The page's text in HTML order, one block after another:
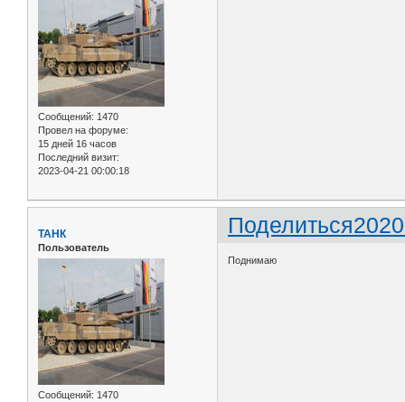
Сообщений: 1470
Провел на форуме:
15 дней 16 часов
Последний визит:
2023-04-21 00:00:18
Поделиться
ТАНК
Пользователь
Сообщений: 1470
Поднимаю